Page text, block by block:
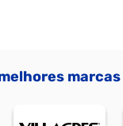
marcas